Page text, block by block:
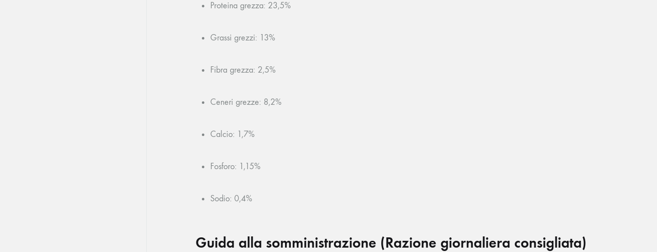
Proteina grezza: 23,5%
Grassi grezzi: 13%
Fibra grezza: 2,5%
Ceneri grezze: 8,2%
Calcio: 1,7%
Fosforo: 1,15%
Sodio: 0,4%
Guida alla somministrazione (Razione giornaliera consigliata)